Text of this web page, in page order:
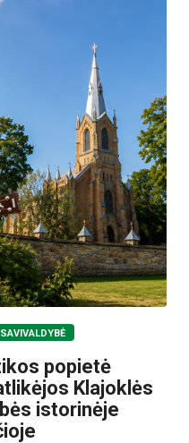
popietė
Klajoklės
istorinėje